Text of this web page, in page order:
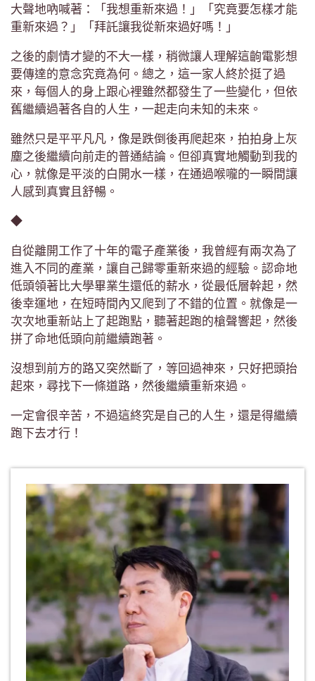
大聲地吶喊著：「我想重新來過！」「究竟要怎樣才能
重新來過？」「拜託讓我從新來過好嗎！」
之後的劇情才變的不大一樣，稍微讓人理解這齣電影想
要傳達的意念究竟為何。總之，這一家人終於挺了過
來，每個人的身上跟心裡雖然都發生了一些變化，但依
舊繼續過著各自的人生，一起走向未知的未來。
雖然只是平平凡凡，像是跌倒後再爬起來，拍拍身上灰
塵之後繼續向前走的普通結論。但卻真實地觸動到我的
心，就像是平淡的白開水一樣，在通過喉嚨的一瞬間讓
人感到真實且舒暢。
◆
自從離開工作了十年的電子產業後，我曾經有兩次為了
進入不同的產業，讓自己歸零重新來過的經驗。認命地
低頭領著比大學畢業生還低的薪水，從最低層幹起，然
後幸運地，在短時間內又爬到了不錯的位置。就像是一
次次地重新站上了起跑點，聽著起跑的槍聲響起，然後
拼了命地低頭向前繼續跑著。
沒想到前方的路又突然斷了，等回過神來，只好把頭抬
起來，尋找下一條道路，然後繼續重新來過。
一定會很辛苦，不過這終究是自己的人生，還是得繼續
跑下去才行！